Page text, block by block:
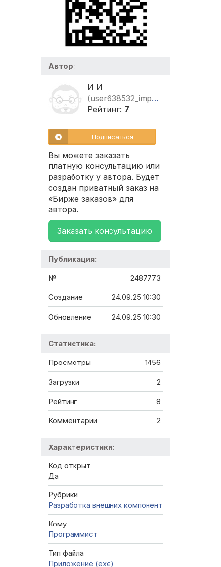
Автор:
И И
(user638532_impuls20.03)
Рейтинг: 7
Подписаться
Вы можете заказать
платную консультацию или
разработку у автора. Будет
создан приватный заказ на
«Бирже заказов» для
автора.
Заказать консультацию
Публикация:
№ 2487773
Создание 24.09.25 10:30
Обновление 24.09.25 10:30
Статистика:
Просмотры 1456
Загрузки 2
Рейтинг 8
Комментарии 2
Характеристики:
Код открыт
Да
Рубрики
Разработка внешних компонент
Кому
Программист
Тип файла
Приложение (exe)